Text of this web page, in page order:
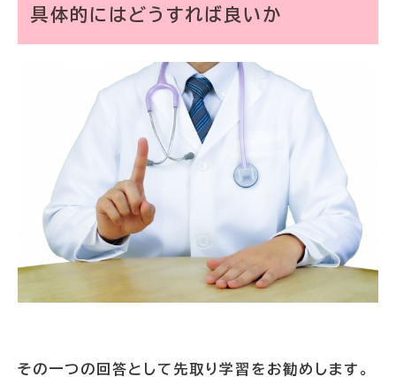
具体的にはどうすれば良いか
その一つの回答として先取り学習をお勧めします。